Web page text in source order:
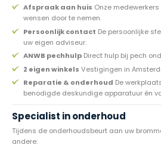
Afspraak aan huis Onze
wensen door te nemen.
Persoonlijk contact De persoonlijke
uw eigen adviseur.
ANWB pechhulp Direct hulp bij pech
2 eigen winkels Vestigingen in
Reparatie & onderhoud De
benodigde deskundige apparatuur én
Specialist in onderhoud
Tijdens de onderhoudsbeurt aan uw
andere: